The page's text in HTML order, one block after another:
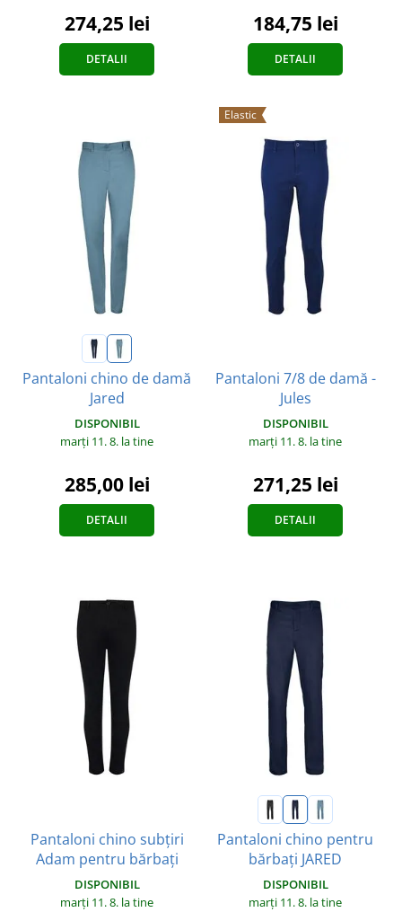
274,25 lei
DETALII
184,75 lei
DETALII
Pantaloni chino de damă
Jared
DISPONIBIL
marți 11. 8. la tine
285,00 lei
DETALII
Elastic
Pantaloni 7/8 de damă -
Jules
DISPONIBIL
marți 11. 8. la tine
271,25 lei
DETALII
Pantaloni chino subțiri
Adam pentru bărbați
DISPONIBIL
marți 11. 8. la tine
Pantaloni chino pentru
bărbați JARED
DISPONIBIL
marți 11. 8. la tine